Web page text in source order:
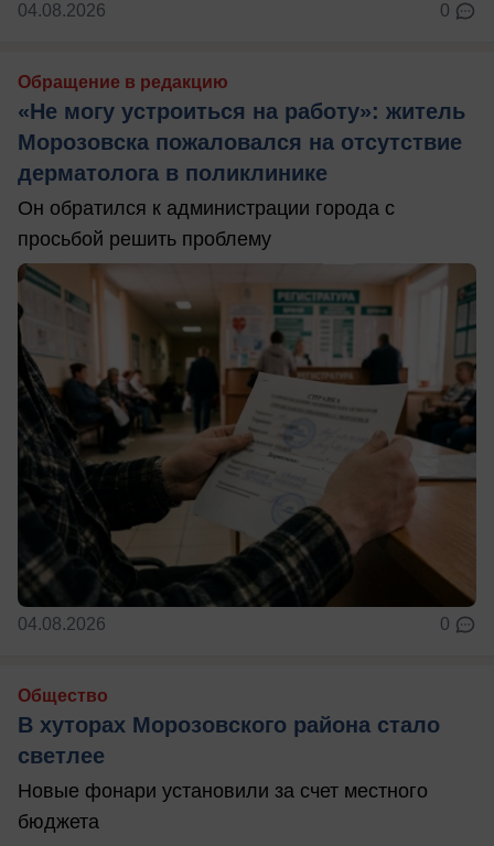
04.08.2026 0
Обращение в редакцию
«Не могу устроиться на работу»: житель
Морозовска пожаловался на отсутствие
дерматолога в поликлинике
Он обратился к администрации города с
просьбой решить проблему
04.08.2026 0
Общество
В хуторах Морозовского района стало
светлее
Новые фонари установили за счет местного
бюджета